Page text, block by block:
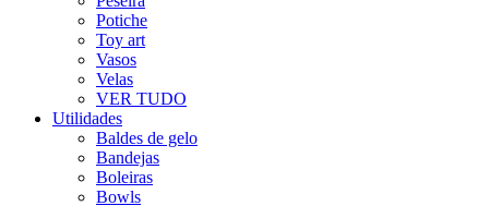
Potiche
Toy art
Vasos
Velas
VER TUDO
Utilidades
Baldes de gelo
Bandejas
Boleiras
Bowls